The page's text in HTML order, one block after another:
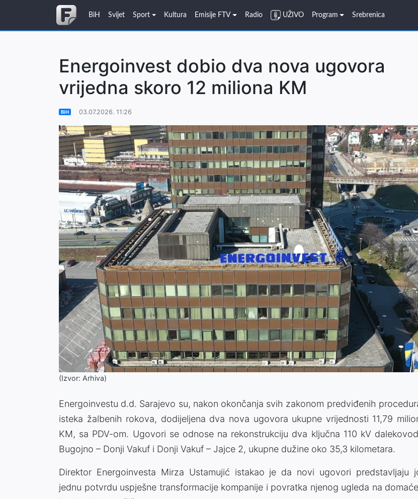
BiH Svijet Sport Kultura Emisije FTV Radio UŽIVO Program Srebrenica
Energoinvest dobio dva nova ugovora
vrijedna skoro 12 miliona KM
BiH 03.07.2026. 11:26
(Izvor: Arhiva)
Energoinvestu d.d. Sarajevo su, nakon okončanja svih zakonom predviđenih
isteka žalbenih rokova, dodijeljena dva nova ugovora ukupne vrijednosti 11,79
KM, sa PDV-om. Ugovori se odnose na rekonstrukciju dva ključna 110 kV
Bugojno – Donji Vakuf i Donji Vakuf – Jajce 2, ukupne dužine oko 35,3 kilometara.
Direktor Energoinvesta Mirza Ustamujić istakao je da novi ugovori predstavljaju
jednu potvrdu uspješne transformacije kompanije i povratka njenog ugleda na